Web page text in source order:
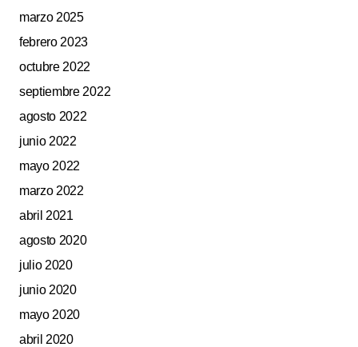
marzo 2025
febrero 2023
octubre 2022
septiembre 2022
agosto 2022
junio 2022
mayo 2022
marzo 2022
abril 2021
agosto 2020
julio 2020
junio 2020
mayo 2020
abril 2020